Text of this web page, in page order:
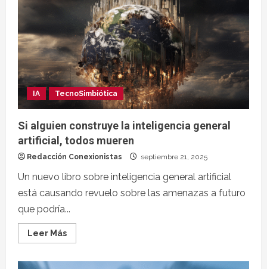
IA TecnoSimbiótica
Si alguien construye la inteligencia general
artificial, todos mueren
Redacción Conexionistas septiembre 21, 2025
Un nuevo libro sobre inteligencia general artificial
está causando revuelo sobre las amenazas a futuro
que podría...
Leer Más